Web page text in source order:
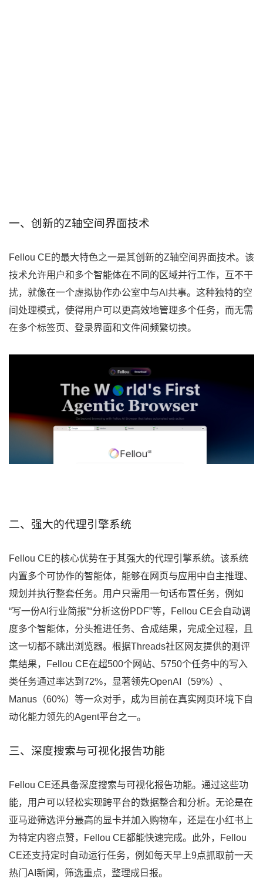
一、创新的Z轴空间界面技术
Fellou CE的最大特色之一是其创新的Z轴空间界面技术。该
技术允许用户和多个智能体在不同的区域并行工作，互不干
扰，就像在一个虚拟协作办公室中与AI共事。这种独特的空
间处理模式，使得用户可以更高效地管理多个任务，而无需
在多个标签页、登录界面和文件间频繁切换。
二、强大的代理引擎系统
Fellou CE的核心优势在于其强大的代理引擎系统。该系统
内置多个可协作的智能体，能够在网页与应用中自主推理、
规划并执行整套任务。用户只需用一句话布置任务，例如
“写一份AI行业简报”“分析这份PDF”等，Fellou CE会自动调
度多个智能体，分头推进任务、合成结果，完成全过程，且
这一切都不跳出浏览器。根据Threads社区网友提供的测评
集结果，Fellou CE在超500个网站、5750个任务中的写入
类任务通过率达到72%，显著领先OpenAI（59%）、
Manus（60%）等一众对手，成为目前在真实网页环境下自
动化能力领先的Agent平台之一。
三、深度搜索与可视化报告功能
Fellou CE还具备深度搜索与可视化报告功能。通过这些功
能，用户可以轻松实现跨平台的数据整合和分析。无论是在
亚马逊筛选评分最高的显卡并加入购物车，还是在小红书上
为特定内容点赞，Fellou CE都能快速完成。此外，Fellou
CE还支持定时自动运行任务，例如每天早上9点抓取前一天
热门AI新闻，筛选重点，整理成日报。